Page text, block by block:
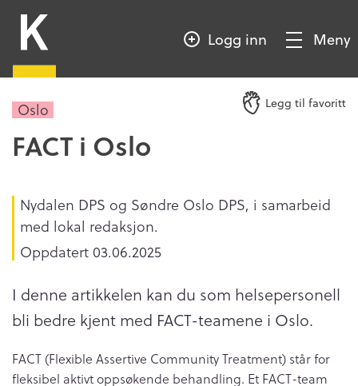
HOVEDINNHOLD
KompetansebroenLogg inn
Vis/SkjulMeny
Legg til favoritt
Oslo
FACT i Oslo
Nydalen DPS og Søndre Oslo DPS, i samarbeid
med lokal redaksjon.
Oppdatert03.06.2025
I denne artikkelen kan du som helsepersonell
bli bedre kjent med FACT-teamene i Oslo.
FACT (Flexible Assertive Community Treatment) står for
fleksibel aktivt oppsøkende behandling. Et FACT-team